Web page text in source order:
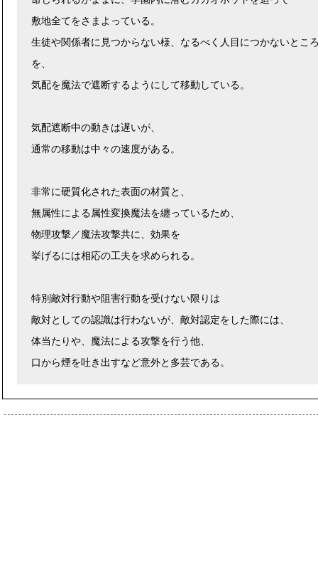
敷地全てをさまよっている。
生徒や関係者に見つからない様、なるべく人目につかないとこ
を、
気配を魔法で遮断するようにして移動している。
気配遮断中の動きは遅いが、
通常の移動は中々の速度がある。
非常に硬質化された表面の材質と、
無属性による属性変換魔法を纏っているため、
物理攻撃／魔法攻撃共に、効果を
挙げるには相応の工夫を求められる。
特別敵対行動や阻害行動を受けない限りは
敵対としての認識は行わないが、敵対認定をした際には、
体当たりや、魔法による攻撃を行う他、
口から煙を吐き出すなど意外と多芸である。